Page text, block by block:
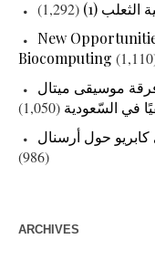
الثعلب (1)
(1,292)
New
Biocomputing
فرقة موسيقى ميتال
في السّعودية (1,050)
حول أرسنال
(986)
ARCHIVES